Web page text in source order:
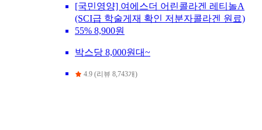
[국민영양] 여에스더 어린콜라겐 레티놀A
(SCI급 학술게재 확인 저분자콜라겐 원료)
55% 8,900원
박스당 8,000원대~
4.9 (리뷰 8,743개)